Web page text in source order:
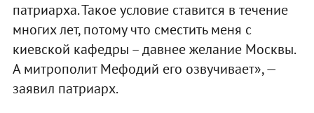
патриарха. Такое условие ставится в течение
многих лет, потому что сместить меня с
киевской кафедры – давнее желание Москвы.
А митрополит Мефодий его озвучивает», —
заявил патриарх.